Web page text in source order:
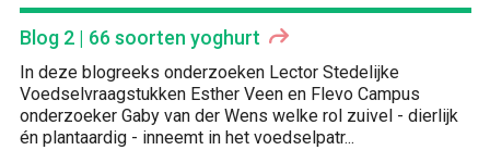
Blog 2 | 66 soorten yoghurt
In deze blogreeks onderzoeken Lector Stedelijke
Voedselvraagstukken Esther Veen en Flevo Campus
onderzoeker Gaby van der Wens welke rol zuivel - dierlijk
én plantaardig - inneemt in het voedselpatr...